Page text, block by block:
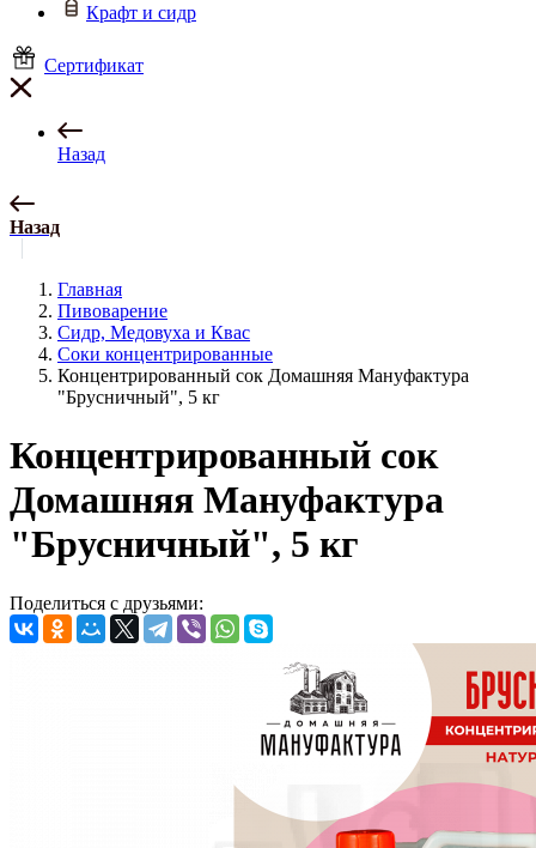
Крафт и сидр
Сертификат
Назад
Назад
Главная
Пивоварение
Сидр, Медовуха и Квас
Соки концентрированные
Концентрированный сок Домашняя Мануфактура
"Брусничный", 5 кг
Концентрированный сок
Домашняя Мануфактура
"Брусничный", 5 кг
Поделиться с друзьями: